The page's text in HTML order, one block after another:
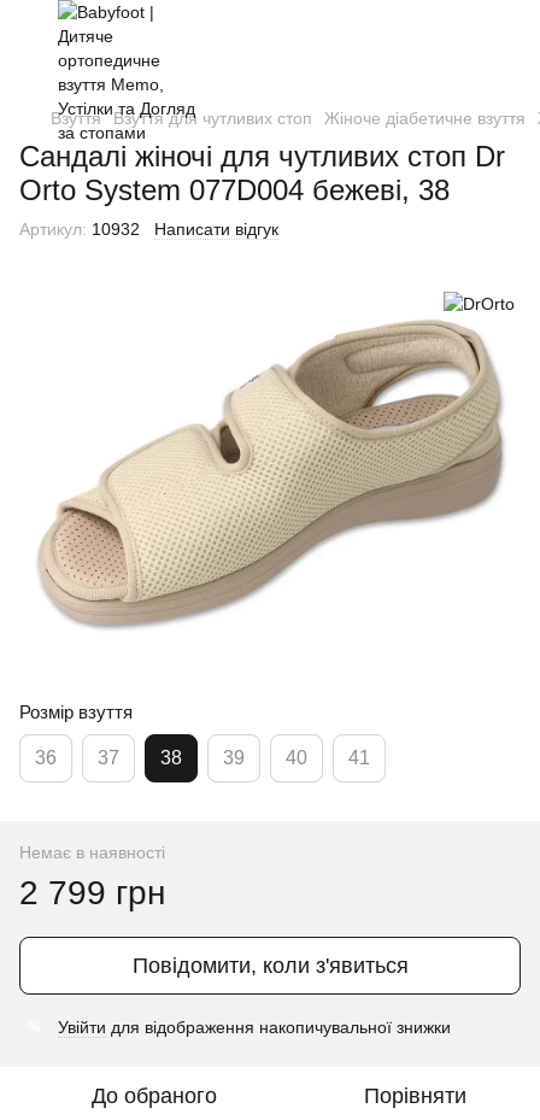
Взуття Взуття для чутливих стоп Жіноче діабетичне взуття
Cандалі жіночі для чутливих стоп Dr
Orto System 077D004 бежеві, 38
Артикул: 10932 Написати відгук
Розмір взуття
36 37 38 39 40 41
Немає в наявності
2 799 грн
Повідомити, коли з'явиться
Увійти для відображення накопичувальної знижки
До обраного Порівняти